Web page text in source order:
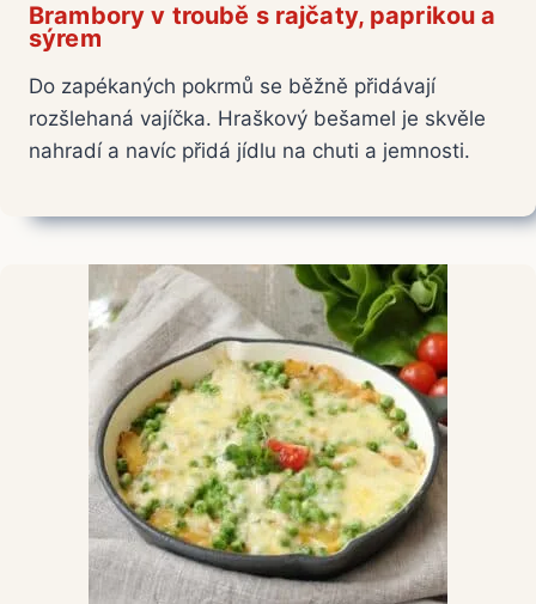
Brambory v troubě s rajčaty, paprikou a
sýrem
Do zapékaných pokrmů se běžně přidávají
rozšlehaná vajíčka. Hraškový bešamel je skvěle
nahradí a navíc přidá jídlu na chuti a jemnosti.